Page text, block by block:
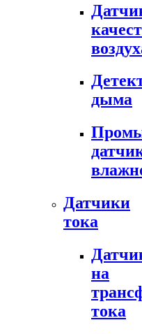
дыма
Датчики
тока
на
тока